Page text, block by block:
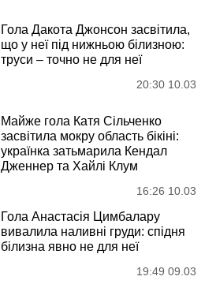
Гола Дакота Джонсон засвітила,
що у неї під нижньою білизною:
труси – точно не для неї
20:30 10.03
Майже гола Катя Сільченко
засвітила мокру область бікіні:
українка затьмарила Кендал
Дженнер та Хайлі Клум
16:26 10.03
Гола Анастасія Цимбалару
вивалила наливні груди: спідня
білизна явно не для неї
19:49 09.03